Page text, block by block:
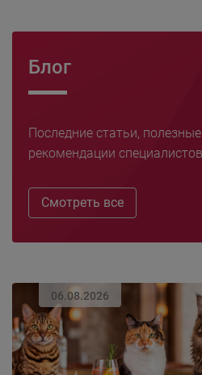
Блог
Последние статьи,
рекомендации специалистов
Смотреть все
06.08.2026